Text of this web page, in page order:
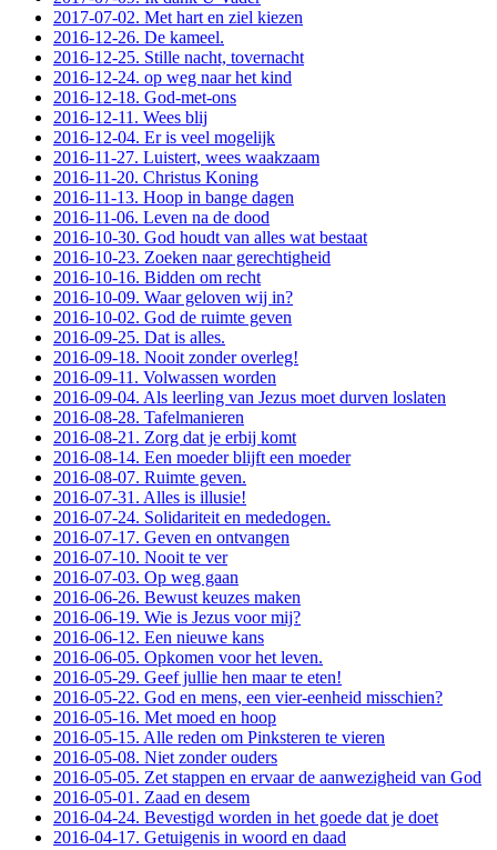
2017-07-02. Met hart en ziel kiezen
2016-12-26. De kameel.
2016-12-25. Stille nacht, tovernacht
2016-12-24. op weg naar het kind
2016-12-18. God-met-ons
2016-12-11. Wees blij
2016-12-04. Er is veel mogelijk
2016-11-27. Luistert, wees waakzaam
2016-11-20. Christus Koning
2016-11-13. Hoop in bange dagen
2016-11-06. Leven na de dood
2016-10-30. God houdt van alles wat bestaat
2016-10-23. Zoeken naar gerechtigheid
2016-10-16. Bidden om recht
2016-10-09. Waar geloven wij in?
2016-10-02. God de ruimte geven
2016-09-25. Dat is alles.
2016-09-18. Nooit zonder overleg!
2016-09-11. Volwassen worden
2016-09-04. Als leerling van Jezus moet durven loslaten
2016-08-28. Tafelmanieren
2016-08-21. Zorg dat je erbij komt
2016-08-14. Een moeder blijft een moeder
2016-08-07. Ruimte geven.
2016-07-31. Alles is illusie!
2016-07-24. Solidariteit en mededogen.
2016-07-17. Geven en ontvangen
2016-07-10. Nooit te ver
2016-07-03. Op weg gaan
2016-06-26. Bewust keuzes maken
2016-06-19. Wie is Jezus voor mij?
2016-06-12. Een nieuwe kans
2016-06-05. Opkomen voor het leven.
2016-05-29. Geef jullie hen maar te eten!
2016-05-22. God en mens, een vier-eenheid misschien?
2016-05-16. Met moed en hoop
2016-05-15. Alle reden om Pinksteren te vieren
2016-05-08. Niet zonder ouders
2016-05-05. Zet stappen en ervaar de aanwezigheid van God
2016-05-01. Zaad en desem
2016-04-24. Bevestigd worden in het goede dat je doet
2016-04-17. Getuigenis in woord en daad